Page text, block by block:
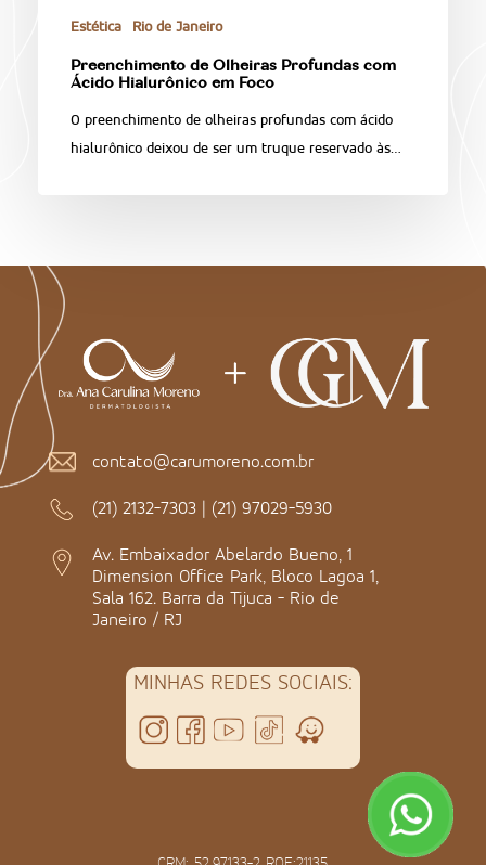
Estética Rio de Janeiro
Preenchimento de Olheiras Profundas com
Ácido Hialurônico em Foco
O preenchimento de olheiras profundas com ácido
hialurônico deixou de ser um truque reservado às…
contato@carumoreno.com.br
(21) 2132-7303 | (21) 97029-5930
Av. Embaixador Abelardo Bueno, 1
Dimension Office Park, Bloco Lagoa 1,
Sala 162. Barra da Tijuca - Rio de
Janeiro / RJ
MINHAS REDES SOCIAIS: